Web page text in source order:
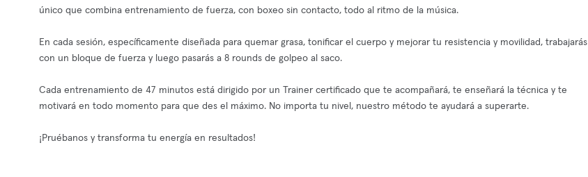
único que combina entrenamiento de fuerza, con boxeo sin contacto, todo al ritmo de la música.
En cada sesión, específicamente diseñada para quemar grasa, tonificar el cuerpo y mejorar tu resistencia y movilidad, trabajarás
con un bloque de fuerza y luego pasarás a 8 rounds de golpeo al saco.
Cada entrenamiento de 47 minutos está dirigido por un Trainer certificado que te acompañará, te enseñará la técnica y te
motivará en todo momento para que des el máximo. No importa tu nivel, nuestro método te ayudará a superarte.
¡Pruébanos y transforma tu energía en resultados!